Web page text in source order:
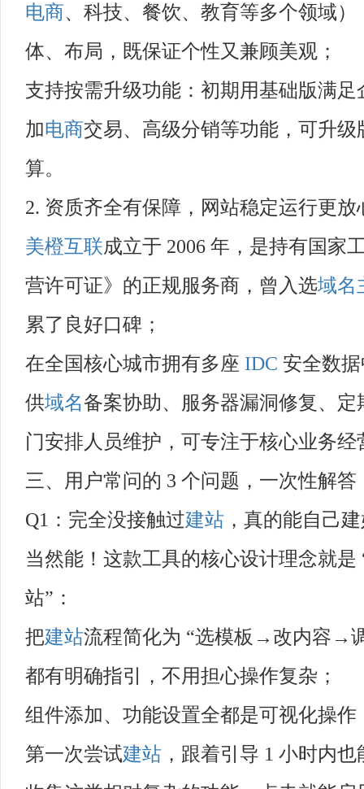
电商、科技、餐饮、教育等多个领域
体、布局，既保证个性又兼顾美观；
支持按需升级功能：初期用基础版满
加电商交易、高级分销等功能，可升级
算。
2. 资质齐全有保障，网站稳定运行更放
美橙互联成立于 2006 年，是持有国家
营许可证》的正规服务商，曾入选域名
累了良好口碑；
在全国核心城市拥有多座 IDC 安全数
供域名备案协助、服务器漏洞修复、
门安排人员维护，可专注于核心业务经
三、用户常问的 3 个问题，一次性解答
Q1：完全没接触过建站 ，真的能自己
当然能！这款工具的核心设计理念就
站”：
把建站流程简化为 “选模板→改内容→
都有明确指引，不用担心操作复杂；
组件添加、功能设置全都是可视化操
第一次尝试建站 ，跟着引导 1 小时内